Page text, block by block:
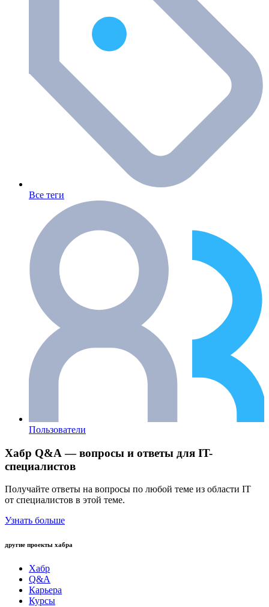
Все теги
Пользователи
Хабр Q&A — вопросы и ответы для IT-
специалистов
Получайте ответы на вопросы по любой теме из области IT
от специалистов в этой теме.
Узнать больше
другие проекты хабра
Хабр
Q&A
Карьера
Курсы